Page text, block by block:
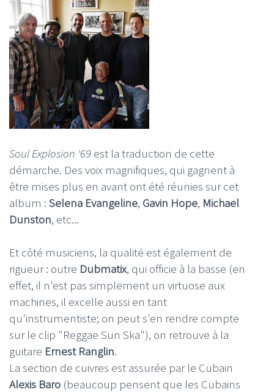
Soul Explosion '69 est la traduction de cette
démarche. Des voix magnifiques, qui gagnent à
être mises plus en avant ont été réunies sur cet
album : Selena Evangeline, Gavin Hope, Michael
Dunston, etc...
Et côté musiciens, la qualité est également de
rigueur : outre Dubmatix, qui officie à la basse (en
effet, il n'est pas simplement un virtuose aux
machines, il excelle aussi en tant
qu'instrumentiste; on peut s'en rendre compte
sur le clip "Reggae Sun Ska"), on retrouve à la
guitare Ernest Ranglin.
La section de cuivres est assurée par le Cubain
Alexis Baro (beaucoup pensent que les Cubains